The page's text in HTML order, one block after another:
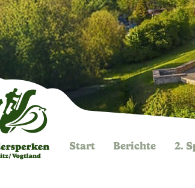
Start Berichte 2.